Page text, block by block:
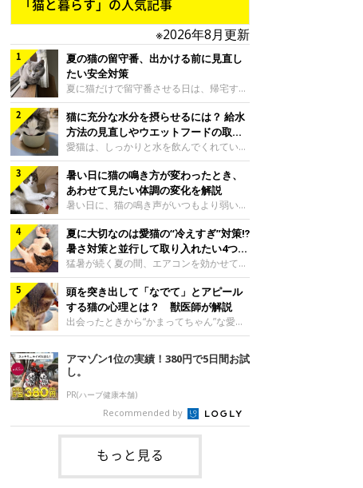
「猫と暮らす」の人気記事
※2026年8月更新
夏の猫の留守番、出かける前に見直し
たい安全対策
夏に猫だけで留守番させる日は、帰宅する
まで部屋が暑くなりすぎないか、水は足り
るかと気になる飼い主さんもいるでしょ
う。家の中なら安全と思っていても、日中
は室温が急に上がることがあります。留守
中の暑さから猫を守るために準備したいこ
とや、帰宅後に見たいサインなどについ
て、ねこのきもち獣医師相談室の岡本りさ
先生に伺いました。 留守中は室温が急に
上がることがあるねこのきもち投稿写真ギ
ャラリー夏の日中は、エアコンが切れると
室温が急に上昇する場合があります。猫は
自分で涼しい場所を探すのが得意ですが、
部屋全体が暑くなれ
猫に充分な水分を摂らせるには？ 給水
方法の見直しやウエットフードの取り
入れ方を解説
愛猫は、しっかりと水を飲んでくれていま
すか？ 夏場はエアコンで室内が涼しいこ
ともあり、猫があまり水を飲まないこと
も。積極的に水分を摂らせるためには、給
水方法を見直したり、フードから水分を摂
らせたりする方法があります。今回は獣医
師の重本仁先生に、猫に水分を摂らせるた
めにできるためできる工夫を教えていただ
きました。ボウルの高さを愛猫の好みにね
このきもち投稿写真ギャラリー水飲みボウ
ルの高さは、猫が飲むときに頭が胃より下
にならないように設定すると飲みやすいで
しょう。首を深く折り曲げずに済むため、
関節や食道への負
暑い日に猫の鳴き方が変わったとき、
あわせて見たい体調の変化を解説
暑い日に、猫の鳴き声がいつもより弱い、
かすれる、しつこく鳴くなど、ふだんと違
って聞こえることがあります。 そんなと
き、あわせてどのような様子を確認したら
よいのでしょうか。暑い日に猫の鳴き方が
変わるときの見方や注意したい体調の変化
などについて、ねこのきもち獣医師相談室
の山口みき先生に伺いました。 鳴き方の
変化だけで判断せず、全身の様子も確認し
てねこのきもち投稿写真ギャラリー猫の鳴
ように見えることがあります。 ただ、鳴
き声だけで原因を決めるのは難しく、体調
や環境の変化を
夏に大切なのは愛猫の“冷えすぎ”対策⁉
暑さ対策と並行して取り入れたい4つの
工夫
猛暑が続く夏の間、エアコンを効かせて室
内を冷やしますよね。しかし、人にとって
は快適な温度でも、猫にとっては温度が低
すぎることも。暑さ対策と並行して、冷え
すぎ対策もしっかりと行うことが大切で
す。今回は獣医師の重本仁先生に、猫の冷
えすぎを防ぐ4つの対策を教えていただき
ました。（1） 冷房の効いていない部屋に
行き来できるようにするねこのきもち投稿
写真ギャラリー猫が寒いと感じたときに、
冷気から逃れる「逃げ場」を用意しておき
ましょう。冷房の効いていない部屋や廊下
へも自由に行き来できるように、ドアは猫
が通れる程度に
頭を突き出して「なでて」とアピール
する猫の心理とは？ 獣医師が解説
出会ったときから“かまってちゃん”な愛
猫。譲渡会での小鉄くんの様子写真提供／
＠Tore_2021ご紹介するのは、X（旧
Twitter）ユーザー＠Tore_2021さんの愛
猫・小鉄くんです。飼い主さんによると、
小鉄くんは元保護猫なのだとか。飼い主さ
ん： 「ペット可のマンションに引っ越し
たので、ずっと飼いたかった猫を探しに
2016年末に譲渡会に行きました。そこで
出会ったのが小鉄です。当時、小鉄はまだ
1才くらいだったのですが、私たちがケー
ジの中を覗いていると、そっと前足を出し
アマゾン1位の実績！380円で5日間お試
し。
PR(ハーブ健康本舗)
Recommended by
もっと見る